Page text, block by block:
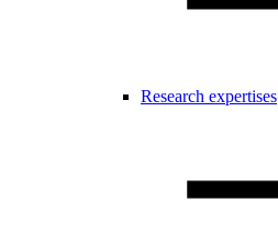
Research expertises